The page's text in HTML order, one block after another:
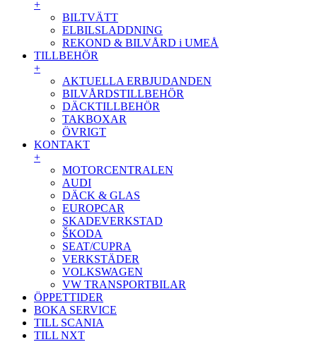
+
BILTVÄTT
ELBILSLADDNING
REKOND & BILVÅRD i UMEÅ
TILLBEHÖR
+
AKTUELLA ERBJUDANDEN
BILVÅRDSTILLBEHÖR
DÄCKTILLBEHÖR
TAKBOXAR
ÖVRIGT
KONTAKT
+
MOTORCENTRALEN
AUDI
DÄCK & GLAS
EUROPCAR
SKADEVERKSTAD
ŠKODA
SEAT/CUPRA
VERKSTÄDER
VOLKSWAGEN
VW TRANSPORTBILAR
ÖPPETTIDER
BOKA SERVICE
TILL SCANIA
TILL NXT